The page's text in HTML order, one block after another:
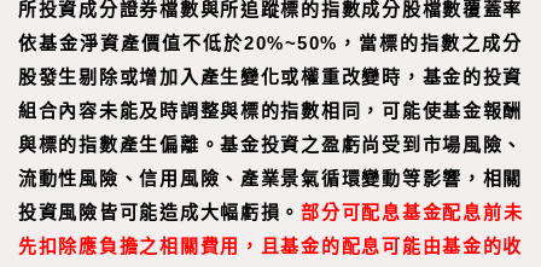
所投資成分證券檔數與所追蹤標的指數成分股檔數覆蓋率
依基金淨資產價值不低於20%~50%，當標的指數之成分
股發生剔除或增加入產生變化或權重改變時，基金的投資
組合內容未能及時調整與標的指數相同，可能使基金報酬
與標的指數產生偏離。基金投資之盈虧尚受到市場風險、
流動性風險、信用風險、產業景氣循環變動等影響，相關
投資風險皆可能造成大幅虧損。部分可配息基金配息前未
先扣除應負擔之相關費用，且基金的配息可能由基金的收